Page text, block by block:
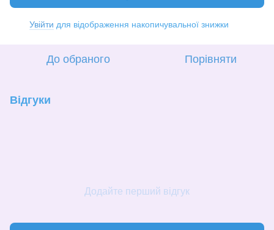
Увійти для відображення накопичувальної знижки
До обраного Порівняти
Відгуки
Додайте перший відгук